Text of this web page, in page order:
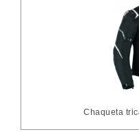
Chaqueta